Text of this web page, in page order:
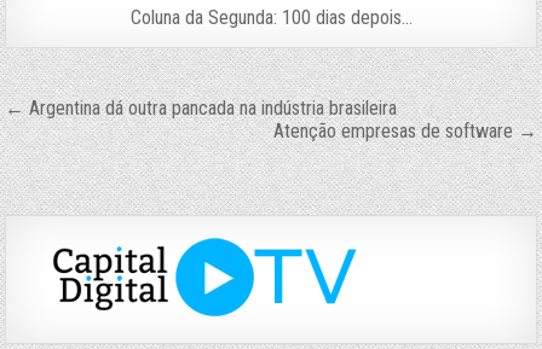
Coluna da Segunda: 100 dias depois…
Navegação
de
Post
← Argentina dá outra pancada na indústria brasileira
Atenção empresas de software →